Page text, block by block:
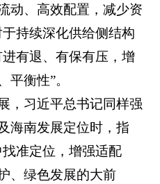
动、高效配置，减少资
持续深化供给侧结构
有退、有保有压，增
平衡性”。
，习近平总书记同样强
海南发展定位时，指
准定位，增强适配
、绿色发展的大前